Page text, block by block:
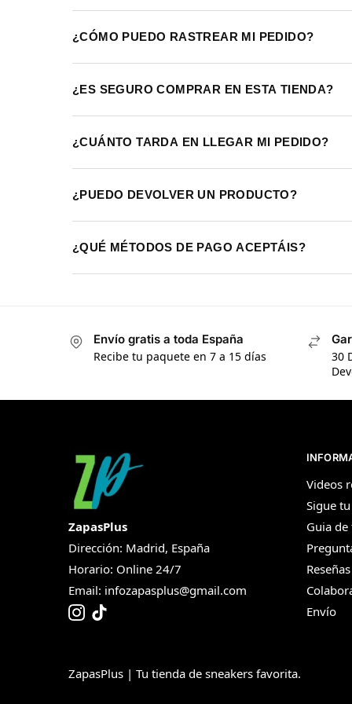
¿CÓMO PUEDO RASTREAR MI PEDIDO?
¿ES SEGURO COMPRAR EN ESTA TIENDA?
¿CUÁNTO TARDA EN LLEGAR MI PEDIDO?
¿PUEDO DEVOLVER UN PRODUCTO?
¿QUÉ MÉTODOS DE PAGO ACEPTÁIS?
Envío gratis a toda España
Recibe tu paquete en 7 a 15 días
30
ZapasPlus
Dirección: Madrid, España
Horario: Online 24/7
Email: infozapasplus@gmail.com
Videos
Sigue
Guia de
Envío
ZapasPlus | Tu tienda de sneakers favorita.